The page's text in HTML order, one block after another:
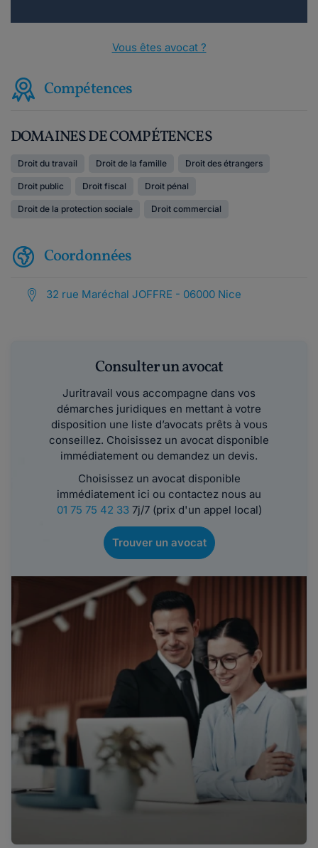
Vous êtes avocat ?
Compétences
DOMAINES DE COMPÉTENCES
Droit du travail Droit de la famille Droit des étrangers
Droit public Droit fiscal Droit pénal
Droit de la protection sociale Droit commercial
Coordonnées
32 rue Maréchal JOFFRE - 06000 Nice
Consulter un avocat
Juritravail vous accompagne dans vos
démarches juridiques en mettant à votre
disposition une liste d’avocats prêts à vous
conseillez. Choisissez un avocat disponible
immédiatement ou demandez un devis.
Choisissez un avocat disponible
immédiatement ici ou contactez nous au
01 75 75 42 337j/7 (prix d'un appel local)
Trouver un avocat